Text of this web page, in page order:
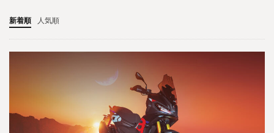
新着順 人気順